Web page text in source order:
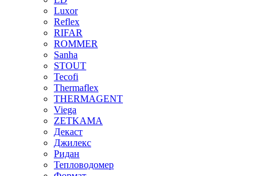
Luxor
Reflex
RIFAR
ROMMER
Sanha
STOUT
Tecofi
Thermaflex
THERMAGENT
Viega
ZETKAMA
Декаст
Джилекс
Ридан
Тепловодомер